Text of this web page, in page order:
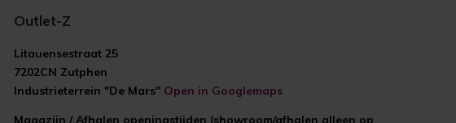
Outlet-Z
Litauensestraat 25
7202CN Zutphen
Industrieterrein "De Mars" Open in Googlemaps
Magazijn / Afhalen openingstijden (showroom/afhalen alleen op